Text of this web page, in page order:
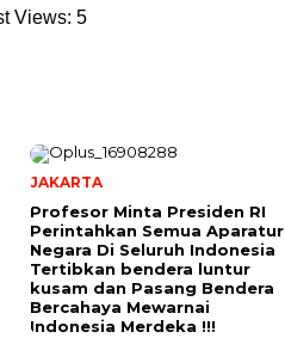
Views: 5
JAKARTA
Profesor Minta Presiden RI
Perintahkan Semua Aparatur
Negara Di Seluruh Indonesia
Tertibkan bendera luntur
kusam dan Pasang Bendera
Bercahaya Mewarnai
Indonesia Merdeka !!!